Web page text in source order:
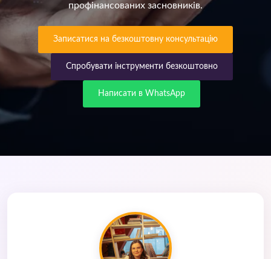
профінансованих засновників.
Записатися на безкоштовну консультацію
Спробувати інструменти безкоштовно
Написати в WhatsApp